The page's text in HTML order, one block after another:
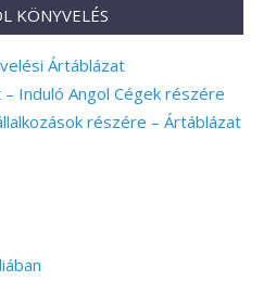
KÖNYVELÉS
Ártáblázat
Induló Angol Cégek részére
részére – Ártáblázat